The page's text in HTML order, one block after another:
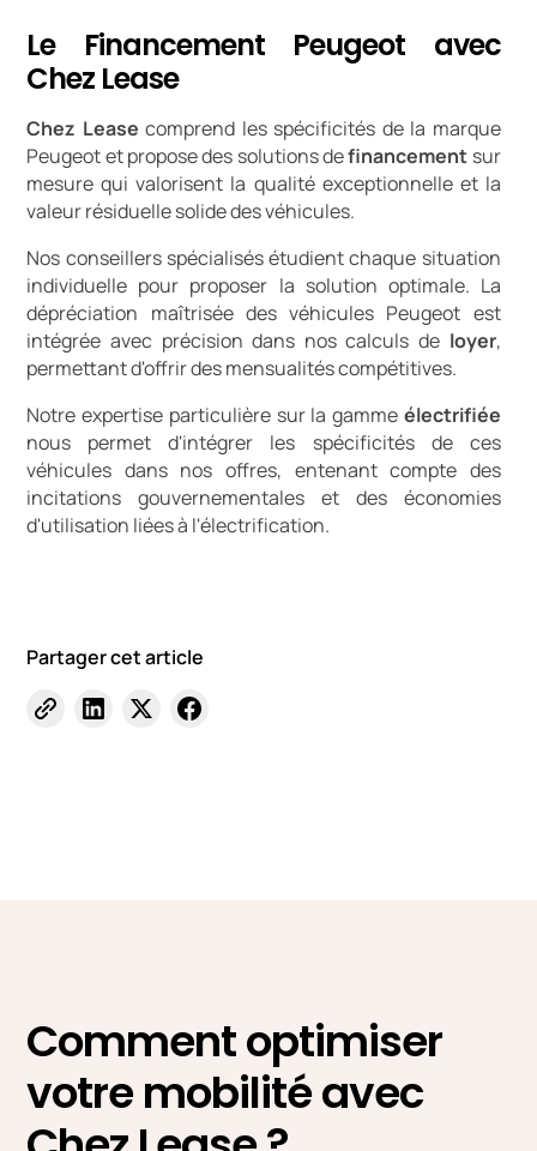
Le Financement Peugeot avec
Chez Lease
Chez Lease comprend les spécificités de la marque
Peugeot et propose des solutions definancement sur
mesure qui valorisent la qualité exceptionnelle et la
valeur résiduelle solide des véhicules.
Nos conseillers spécialisés étudient chaque situation
individuelle pour proposer la solution optimale. La
dépréciation maîtrisée des véhicules Peugeot est
intégrée avec précision dans nos calculs de loyer,
permettant d'offrir des mensualités compétitives.
Notre expertise particulière sur la gamme électrifiée
nous permet d'intégrer les spécificités de ces
véhicules dans nos offres, entenant compte des
incitations gouvernementales et des économies
d'utilisation liées à l'électrification.
Partager cet article
Comment optimiser
votre mobilité avec